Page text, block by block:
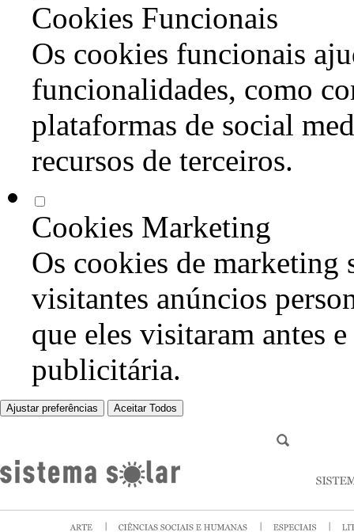
Cookies Funcionais
Os cookies funcionais
funcionalidades, como
plataformas de social
recursos de terceiros.
Cookies Marketing
Os cookies de marketing
visitantes anúncios
que eles visitaram antes
publicitária.
Ajustar preferências Aceitar Todos